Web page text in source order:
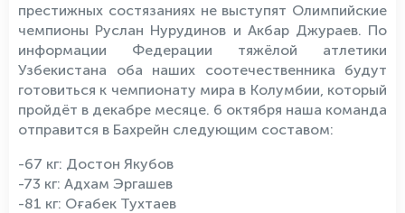
престижных состязаниях не выступят Олимпийские
чемпионы Руслан Нурудинов и Акбар Джураев. По
информации Федерации тяжёлой атлетики
Узбекистана оба наших соотечественника будут
готовиться к чемпионату мира в Колумбии, который
пройдёт в декабре месяце. 6 октября наша команда
отправится в Бахрейн следующим составом:
-67 кг: Достон Якубов
-73 кг: Адхам Эргашев
-81 кг: Оғабек Тухтаев